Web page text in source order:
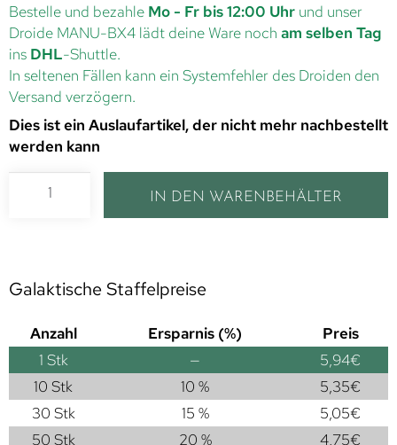
Bestelle und bezahle Mo - Fr bis 12:00 Uhr und unser
Droide MANU-BX4 lädt deine Ware noch am selben Tag
ins DHL-Shuttle.
In seltenen Fällen kann ein Systemfehler des Droiden den
Versand verzögern.
Dies ist ein Auslaufartikel, der nicht mehr nachbestellt
werden kann
IN DEN WARENBEHÄLTER
Galaktische Staffelpreise
Anzahl Ersparnis (%)
Preis
1 Stk — 5,94€
10 Stk
10 % 5,35€
30 Stk
15 % 5,05€
50 Stk
20 % 4,75€